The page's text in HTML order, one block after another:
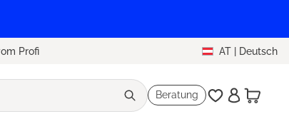
Profi AT | Deutsch
Beratung